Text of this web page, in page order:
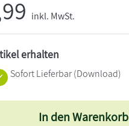
inkl. MwSt.
erhalten
Sofort Lieferbar (Download)
In den Warenkorb